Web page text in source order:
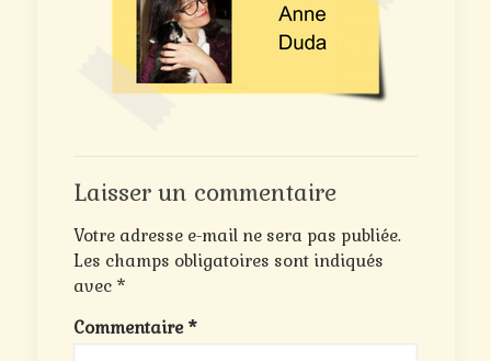
Laisser un commentaire
Votre adresse e-mail ne sera pas publiée.
Les champs obligatoires sont indiqués
avec *
Commentaire *